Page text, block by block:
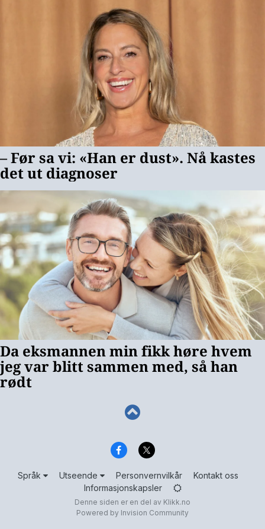
Språk Utseende Personvernvilkår
Kontakt oss
Informasjonskapsler
Denne siden er en del av Klikk.no
Powered by Invision Community